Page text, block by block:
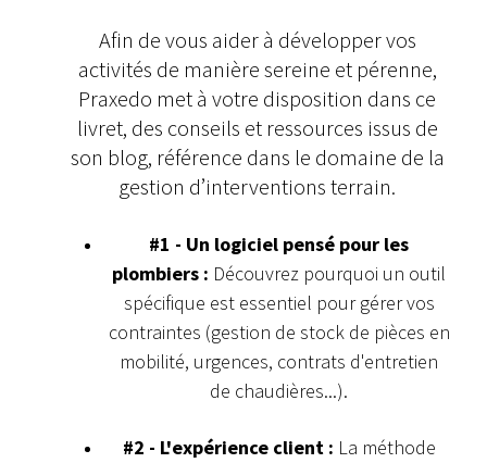
Afin de vous aider à développer vos
activités de manière sereine et pérenne,
Praxedo met à votre disposition dans ce
livret, des conseils et ressources issus de
son blog, référence dans le domaine de la
gestion d’interventions terrain.
#1 - Un logiciel pensé pour les
plombiers : Découvrez pourquoi un outil
spécifique est essentiel pour gérer vos
contraintes (gestion de stock de pièces en
mobilité, urgences, contrats d'entretien
de chaudières...).
#2 - L'expérience client : La méthode